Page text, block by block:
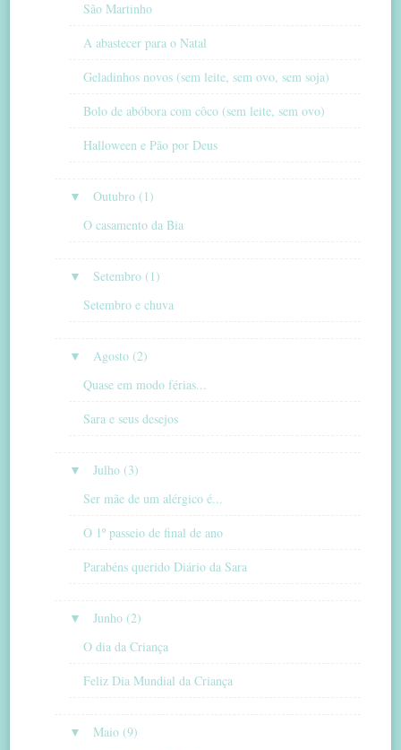
São Martinho
A abastecer para o Natal
Geladinhos novos (sem leite, sem ovo, sem soja)
Bolo de abóbora com côco (sem leite, sem ovo)
Halloween e Pão por Deus
▼
Outubro (1)
O casamento da Bia
▼
Setembro (1)
Setembro e chuva
▼
Agosto (2)
Quase em modo férias...
Sara e seus desejos
▼
Julho (3)
Ser mãe de um alérgico é...
O 1º passeio de final de ano
Parabéns querido Diário da Sara
▼
Junho (2)
O dia da Criança
Feliz Dia Mundial da Criança
▼
Maio (9)